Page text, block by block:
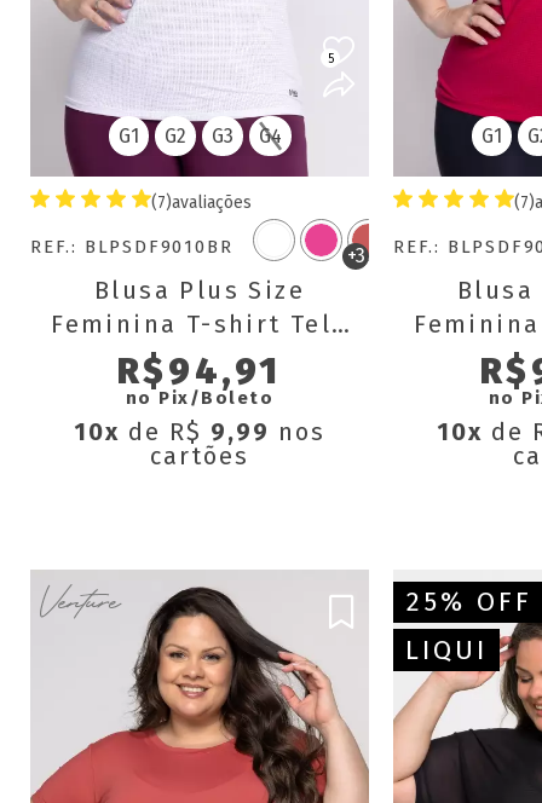
5
(7)avaliações
REF.: BLPSDF9010BR +3
Blusa Plus Size
Feminina T-shirt Tela
Dry Fit Básica
Verônica
R$94,91
no Pix/Boleto
10x de R$ 9,99 nos
cartões
G1 G2 G3 G4
(7)
REF.:
Blusa
Dry
no
10x de
G1
25% OFF
LIQUI